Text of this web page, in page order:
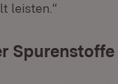
leisten.“
Spurenstoffe